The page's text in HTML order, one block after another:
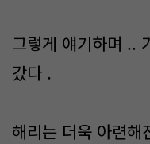
그렇게 얘기하며 ..
갔다 .
해리는 더욱 아련해